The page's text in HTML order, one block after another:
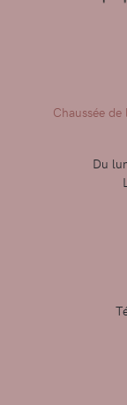
Chaussée
Du